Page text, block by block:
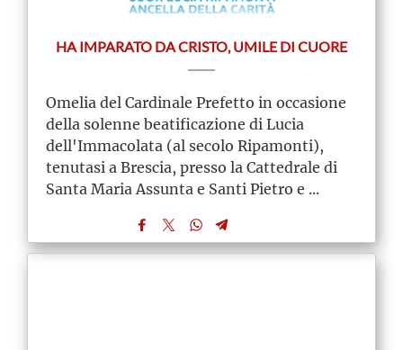
HA IMPARATO DA CRISTO, UMILE DI CUORE
Omelia del Cardinale Prefetto in occasione
della solenne beatificazione di Lucia
dell'Immacolata (al secolo Ripamonti),
tenutasi a Brescia, presso la Cattedrale di
Santa Maria Assunta e Santi Pietro e ...